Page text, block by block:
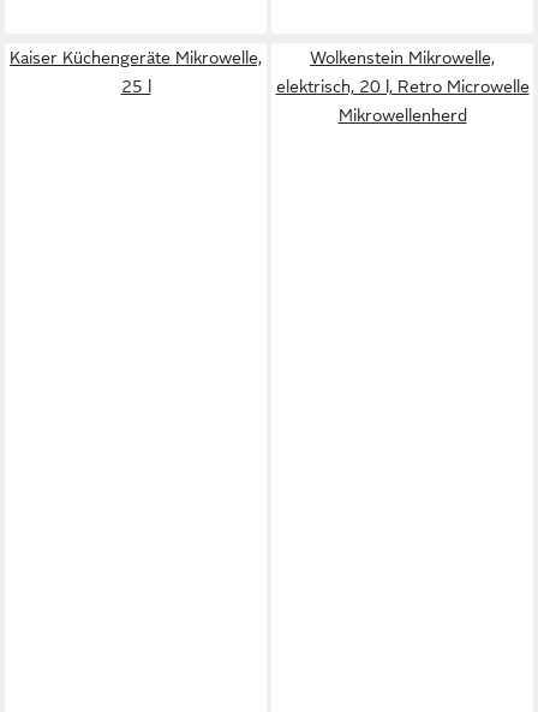
Kaiser Küchengeräte Mikrowelle,
25 l
Wolkenstein Mikrowelle,
elektrisch, 20 l, Retro Microwelle
Mikrowellenherd